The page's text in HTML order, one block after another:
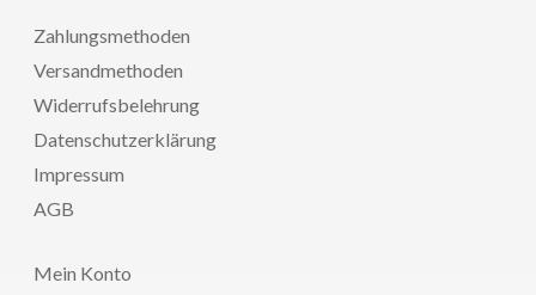
Zahlungsmethoden
Versandmethoden
Widerrufsbelehrung
Datenschutzerklärung
Impressum
AGB
Mein Konto